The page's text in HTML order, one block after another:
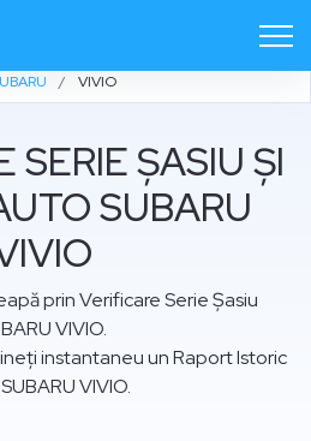
VIVIO
SERIE ȘASIU ȘI
SUBARU
prin Verificare Serie Șasiu
VIVIO.
instantaneu un Raport Istoric
VIVIO.